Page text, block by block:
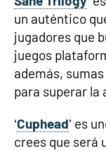
un auténtico
jugadores que
juegos
además,
para superar la
‘Cuphead’ es
crees que será